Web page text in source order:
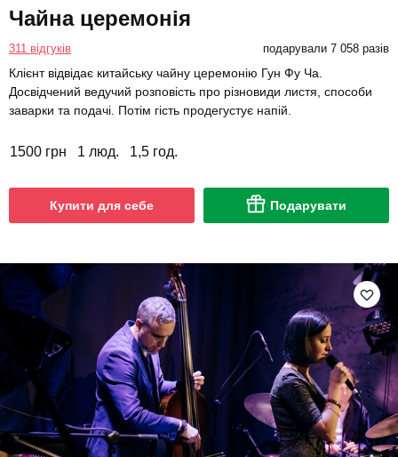
Чайна церемонія
311 відгуків подарували 7 058 разів
Клієнт відвідає китайську чайну церемонію Гун Фу Ча.
Досвідчений ведучий розповість про різновиди листя, способи
заварки та подачі. Потім гість продегустує напій.
1500 грн 1 люд. 1,5 год.
Купити для себе Подарувати